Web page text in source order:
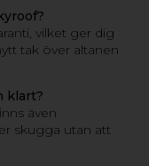
vilket ger dig
tak över altanen
klart?
även
skugga utan att